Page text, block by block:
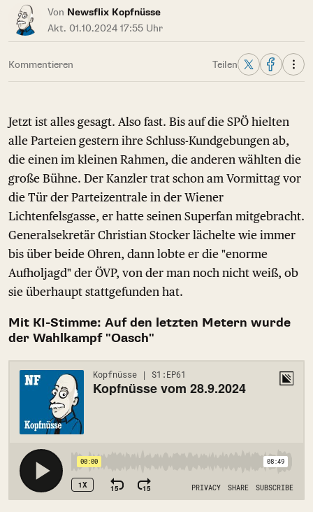
Von Newsflix Kopfnüsse
Akt. 01.10.2024 17:55 Uhr
Kommentieren Teilen
Jetzt ist alles gesagt. Also fast. Bis auf die SPÖ hielten
alle Parteien gestern ihre Schluss-Kundgebungen ab,
die einen im kleinen Rahmen, die anderen wählten die
große Bühne. Der Kanzler trat schon am Vormittag vor
die Tür der Parteizentrale in der Wiener
Lichtenfelsgasse, er hatte seinen Superfan mitgebracht.
Generalsekretär Christian Stocker lächelte wie immer
bis über beide Ohren, dann lobte er die "enorme
Aufholjagd" der ÖVP, von der man noch nicht weiß, ob
sie überhaupt stattgefunden hat.
Mit KI-Stimme: Auf den letzten Metern wurde
der Wahlkampf "Oasch"